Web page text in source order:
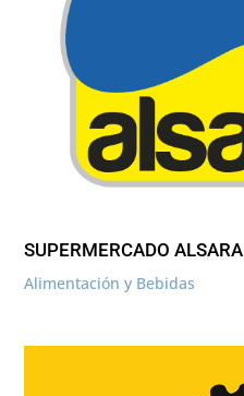
SUPERMERCADO ALSARA
Alimentación y Bebidas